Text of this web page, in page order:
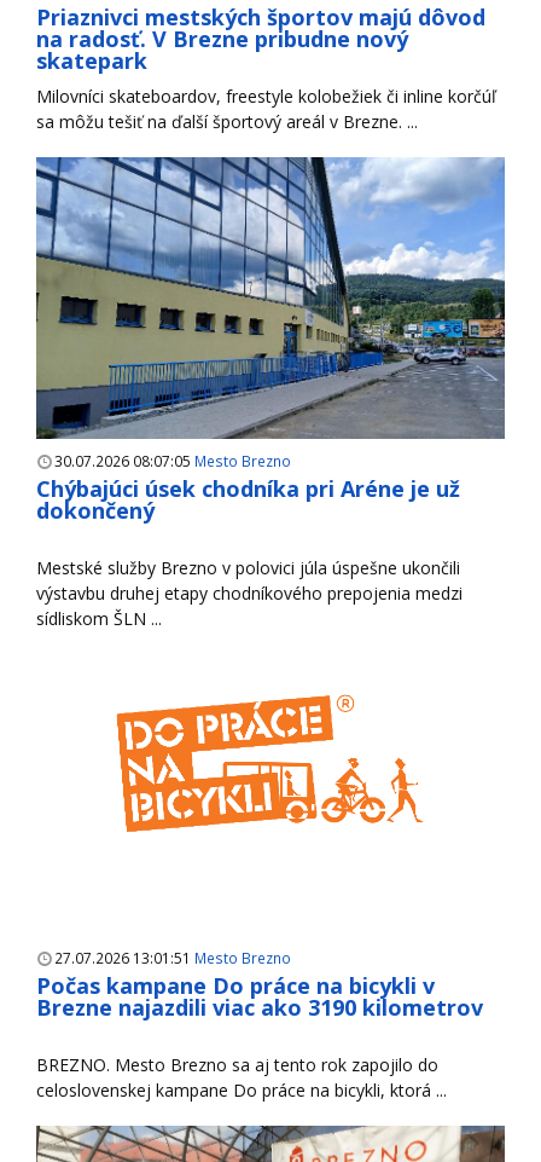
Priaznivci mestských športov majú dôvod
na radosť. V Brezne pribudne nový
skatepark
Milovníci skateboardov, freestyle kolobežiek či inline korčúľ
sa môžu tešiť na ďalší športový areál v Brezne. ...
30.07.2026 08:07:05 Mesto Brezno
Chýbajúci úsek chodníka pri Aréne je už
dokončený
Mestské služby Brezno v polovici júla úspešne ukončili
výstavbu druhej etapy chodníkového prepojenia medzi
sídliskom ŠLN ...
27.07.2026 13:01:51 Mesto Brezno
Počas kampane Do práce na bicykli v
Brezne najazdili viac ako 3190 kilometrov
BREZNO. Mesto Brezno sa aj tento rok zapojilo do
celoslovenskej kampane Do práce na bicykli, ktorá ...